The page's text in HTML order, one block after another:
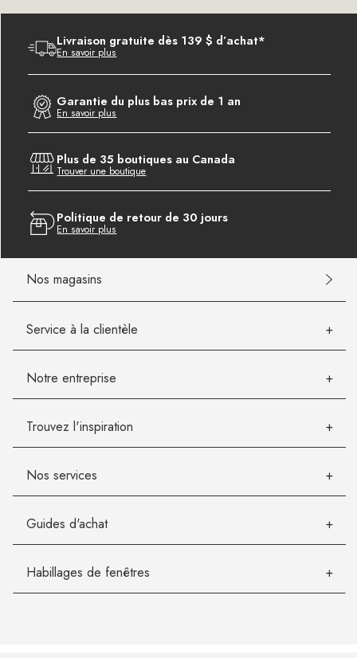
Livraison gratuite dès 139 $ d’achat*
En savoir plus
Garantie du plus bas prix de 1 an
En savoir plus
Plus de 35 boutiques au Canada
Trouver une boutique
Politique de retour de 30 jours
En savoir plus
Nos magasins
Service à la clientèle
Notre entreprise
Trouvez l'inspiration
Nos services
Guides d'achat
Habillages de fenêtres